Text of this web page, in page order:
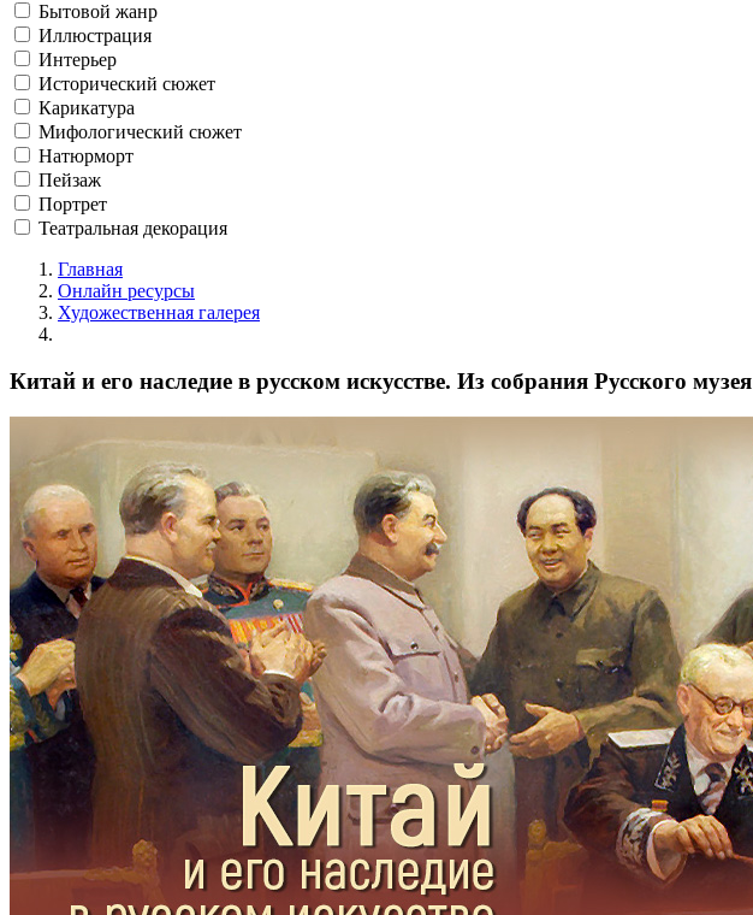
Бытовой жанр
Иллюстрация
Интерьер
Исторический сюжет
Карикатура
Мифологический сюжет
Натюрморт
Пейзаж
Портрет
Театральная декорация
Главная
Онлайн ресурсы
Художественная галерея
Китай и его наследие в русском искусстве. Из собрания Русского музея